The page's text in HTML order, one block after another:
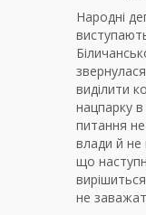
Народні
виділити
нацпарку
питання
влади й не
що
не